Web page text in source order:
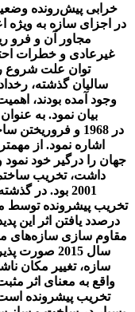
خرابی پیش‌رونده
در اجزای سازه به ویژه
مجاور آن و فرو
غیرعادی و خطرات
توان علت شروع
سالیان گذشته،
وجود آمده بودند،
بیان نمود. به
جهان را درگیر خود
2001 بود. در
تخریب پیشرونده توسط
درصدد یافتن اثر این
مقاوم سازی سازه‌های
سال 2015
سازه، تغییر مکان
واقع به معنای اثر
تخریب پیشرونده